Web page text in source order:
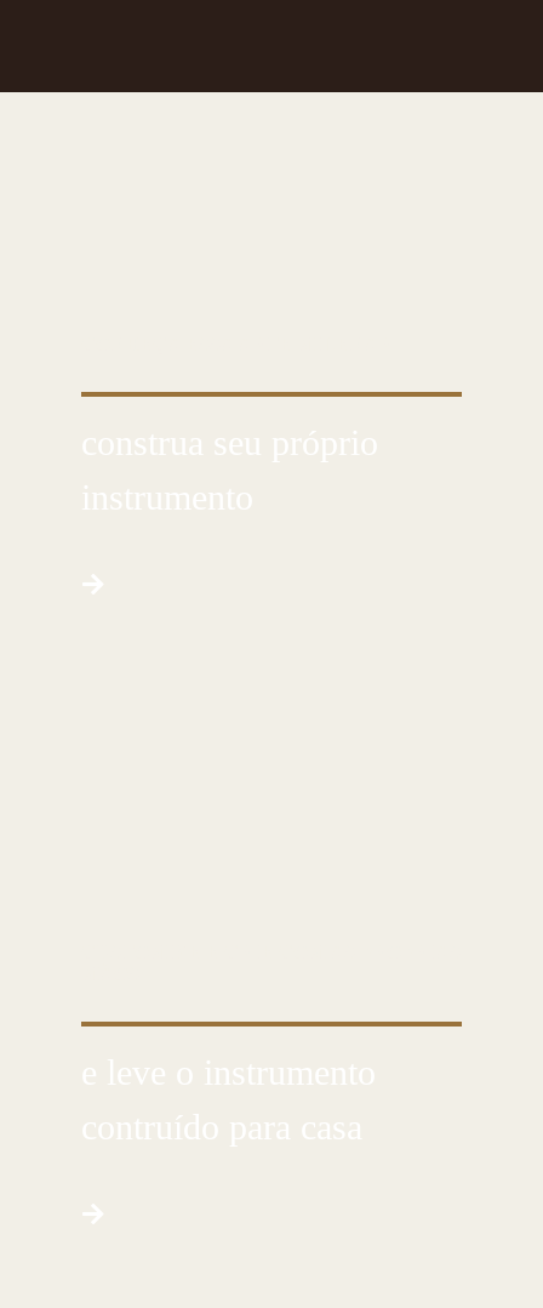
construa seu próprio
instrumento
e leve o instrumento
contruído para casa